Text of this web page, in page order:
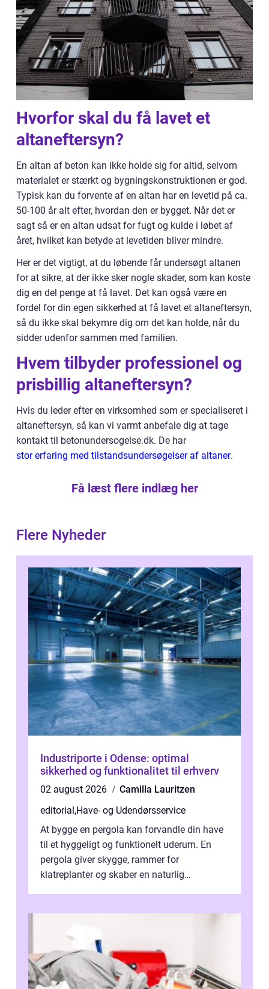
Hvorfor skal du få lavet et
altaneftersyn?
En altan af beton kan ikke holde sig for altid, selvom
materialet er stærkt og bygningskonstruktionen er god.
Typisk kan du forvente af en altan har en levetid på ca.
50-100 år alt efter, hvordan den er bygget. Når det er
sagt så er en altan udsat for fugt og kulde i løbet af
året, hvilket kan betyde at levetiden bliver mindre.
Her er det vigtigt, at du løbende får undersøgt altanen
for at sikre, at der ikke sker nogle skader, som kan koste
dig en del penge at få lavet. Det kan også være en
fordel for din egen sikkerhed at få lavet et altaneftersyn,
så du ikke skal bekymre dig om det kan holde, når du
sidder udenfor sammen med familien.
Hvem tilbyder professionel og
prisbillig altaneftersyn?
Hvis du leder efter en virksomhed som er specialiseret i
altaneftersyn, så kan vi varmt anbefale dig at tage
kontakt til betonundersogelse.dk. De har
stor erfaring med tilstandsundersøgelser af altaner.
Få læst flere indlæg her
Flere Nyheder
Industriporte i Odense: optimal
sikkerhed og funktionalitet til erhverv
02 august 2026
Camilla Lauritzen
editorial ,Have- og Udendørsservice
At bygge en pergola kan forvandle din have
til et hyggeligt og funktionelt uderum. En
pergola giver skygge, rammer for
klatreplanter og skaber en naturlig